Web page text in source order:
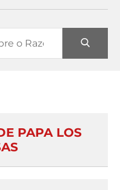
PAPA LOS